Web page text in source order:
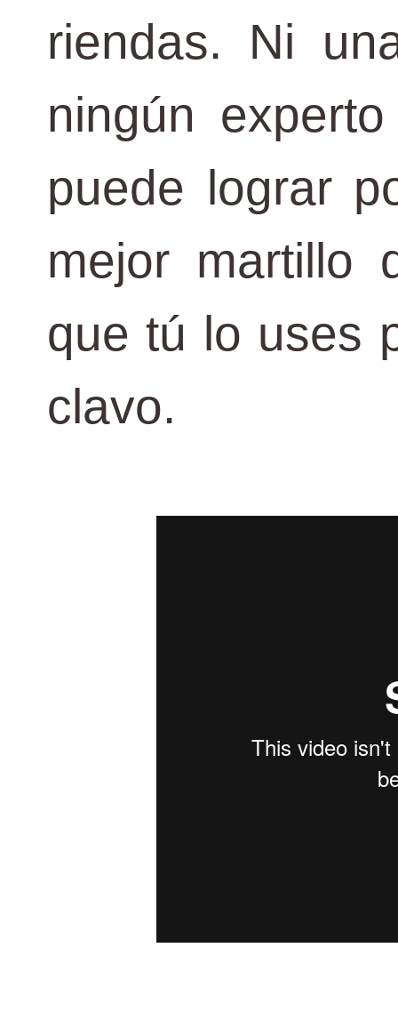
riendas. Ni
ningún
puede lograr
mejor martillo
que tú lo uses
clavo.